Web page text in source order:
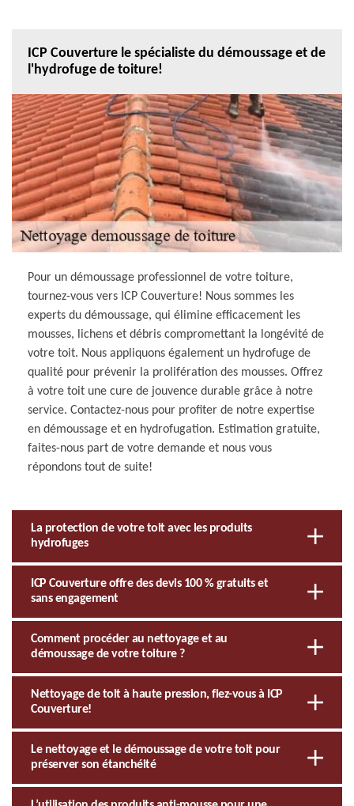
ICP Couverture le spécialiste du démoussage et de
l'hydrofuge de toiture!
Pour un démoussage professionnel de votre toiture,
tournez-vous vers ICP Couverture! Nous sommes les
experts du démoussage, qui élimine efficacement les
mousses, lichens et débris compromettant la longévité de
votre toit. Nous appliquons également un hydrofuge de
qualité pour prévenir la prolifération des mousses. Offrez
à votre toit une cure de jouvence durable grâce à notre
service. Contactez-nous pour profiter de notre expertise
en démoussage et en hydrofugation. Estimation gratuite,
faites-nous part de votre demande et nous vous
répondons tout de suite!
La protection de votre toit avec les produits
hydrofuges
ICP Couverture offre des devis 100 % gratuits et
sans engagement
Comment procéder au nettoyage et au
démoussage de votre toiture ?
Nettoyage de toit à haute pression, fiez-vous à ICP
Couverture!
Le nettoyage et le démoussage de votre toit pour
préserver son étanchéité